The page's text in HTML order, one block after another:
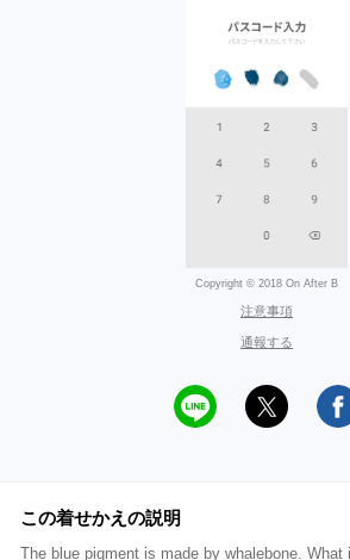
Copyright © 2018 On After B
注意事項
通報する
この着せかえの説明
The blue pigment is made by whalebone.